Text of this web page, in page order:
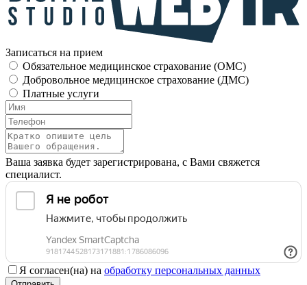
Записаться на прием
Обязательное медицинское страхование (OMC)
Добровольное медицинское страхование (ДМС)
Платные услуги
Ваша заявка будет зарегистрирована, с Вами свяжется
специалист.
Я согласен(на) на обработку персональных данных